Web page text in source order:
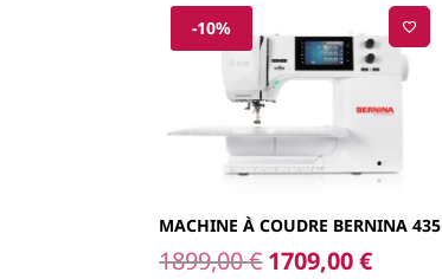
-10%
MACHINE À COUDRE BERNINA 435
1899,00€ Le
1709,00€Le